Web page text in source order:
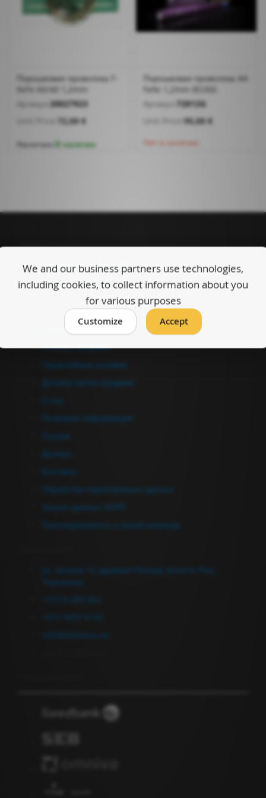
We and our business partners use technologies,
including cookies, to collect information about you
for various purposes
Customize Accept
Порошковая проволока F-
NiFe 60/40 1,2mm
Артикул: 20027923
72,00 €
Наличие:В наличии
Порошковая проволока AA
FeNi 1,2mm BS300
Артикул:
72812G
Unit Price:95,00 €
Нет в наличии
Управление аккаунтом
Управление аккаунтом
Оформить заказ
Каталоги
Условия продажи
Гарантийные условия
Договор купли-продажи
О нас
Полезная информация
Ссылки
Дилеры
Контакты
Обработка персональных данных
Запрос данных GDPR
Присоединяйтесь к нашей команде
ул. Аллика 14, деревня Пеэтри, волость Рае,
Харьюмаа